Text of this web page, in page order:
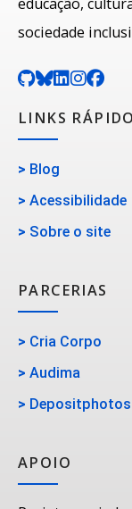
sociedade
LINKS
> Blog
> Acessibilidade
> Sobre o site
PARCERIAS
> Cria Corpo
> Audima
> Depositphotos
APOIO